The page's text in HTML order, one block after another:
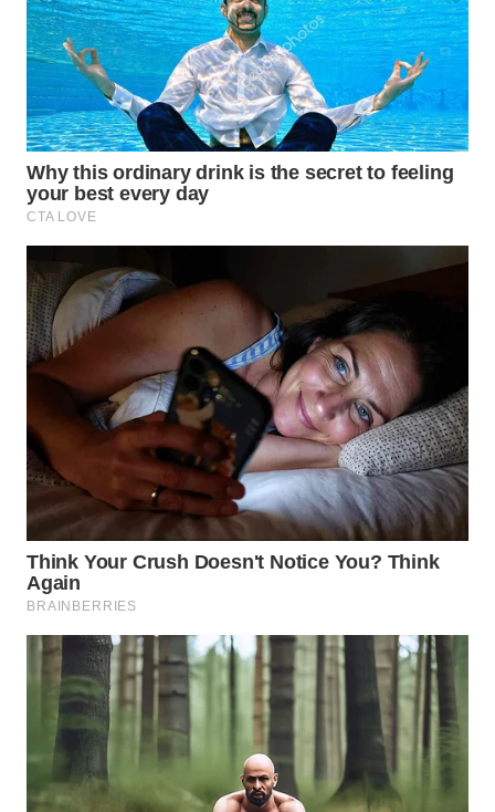
WN
NATUNA
WN
BINTAN
WN
MANDALIKA
WN
LIKUPANG
LABUANBAJO
BORNEO
Wahana
Media
Group
WAHANA
NEWS
WAHANA
TANI
WAHANA
ADVOKAT